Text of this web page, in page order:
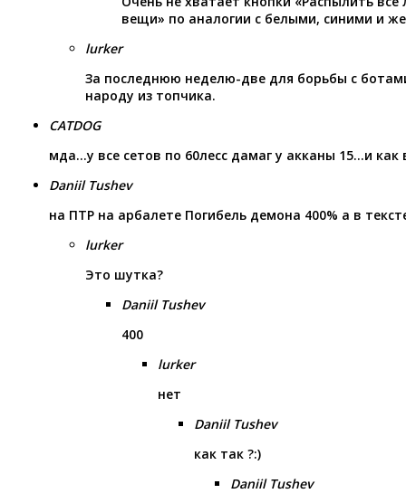
вещи» по аналогии с белыми, синими и
lurker
За последнюю неделю-две для борьбы с
народу из топчика.
CATDOG
мда…у все сетов по 60лесс дамаг у акканы 15…и
Daniil Tushev
на ПТР на арбалете Погибель демона 400% а в
lurker
Это шутка?
Daniil Tushev
400
lurker
нет
Daniil Tushev
как так ?:)
Daniil Tushev